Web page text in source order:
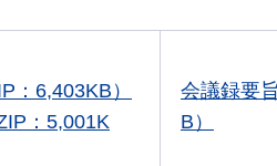
：6,403KB）
：5,001K
会議録要
B）